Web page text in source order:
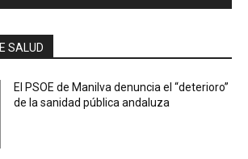
SALUD
El PSOE de Manilva denuncia el “deterioro”
de la sanidad pública andaluza